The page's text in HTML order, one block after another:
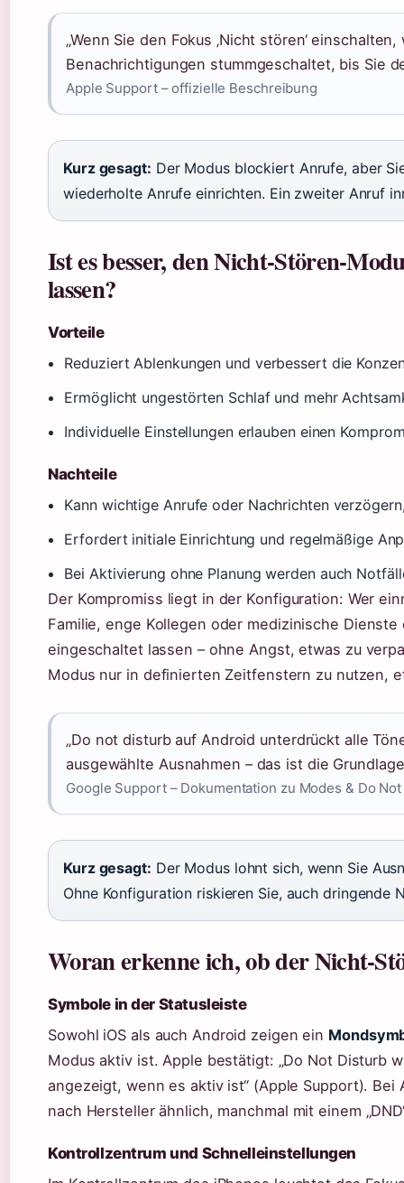
„Wenn Sie den Fokus ‚Nicht stören‘
Benachrichtigungen stummgeschaltet, bis Sie
Apple Support – offizielle Beschreibung
Kurz gesagt: Der Modus blockiert Anrufe, aber
wiederholte Anrufe einrichten. Ein zweiter Anruf
Ist es besser, den Nicht-Stören-
lassen?
Vorteile
Reduziert Ablenkungen und verbessert die
Ermöglicht ungestörten Schlaf und mehr
Individuelle Einstellungen erlauben einen
Nachteile
Kann wichtige Anrufe oder Nachrichten
Erfordert initiale Einrichtung und regelmäßige
Bei Aktivierung ohne Planung werden auch
Der Kompromiss liegt in der Konfiguration: Wer
Familie, enge Kollegen oder medizinische
eingeschaltet lassen – ohne Angst, etwas zu
Modus nur in definierten Zeitfenstern zu nutzen,
„Do not disturb auf Android unterdrückt alle
ausgewählte Ausnahmen – das ist die
Google Support – Dokumentation zu Modes & Do
Kurz gesagt: Der Modus lohnt sich, wenn Sie
Ohne Konfiguration riskieren Sie, auch dringende
Woran erkenne ich, ob der Nicht-
Symbole in der Statusleiste
Sowohl iOS als auch Android zeigen ein
Modus aktiv ist. Apple bestätigt: „Do Not Disturb
angezeigt, wenn es aktiv ist“ (Apple Support).
nach Hersteller ähnlich, manchmal mit einem
Kontrollzentrum und Schnelleinstellungen